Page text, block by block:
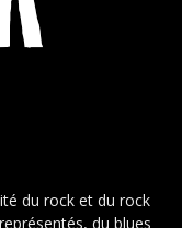
du rock et du rock
du blues